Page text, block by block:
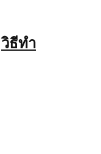
วิธีทำ